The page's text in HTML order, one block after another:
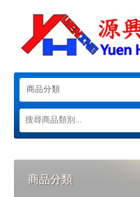
商品分類
商品分類